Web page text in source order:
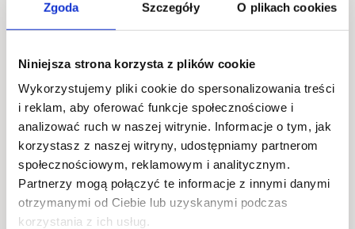
Zgoda Szczegóły O plikach cookies
Niniejsza strona korzysta z plików cookie
Wykorzystujemy pliki cookie do spersonalizowania treści
i reklam, aby oferować funkcje społecznościowe i
analizować ruch w naszej witrynie. Informacje o tym, jak
korzystasz z naszej witryny, udostępniamy partnerom
społecznościowym, reklamowym i analitycznym.
Partnerzy mogą połączyć te informacje z innymi danymi
otrzymanymi od Ciebie lub uzyskanymi podczas
korzystania z ich usług.
Bingo
2026-08-20 @ 18:00
Scena Główna
Gry i zabawy
21
SIE